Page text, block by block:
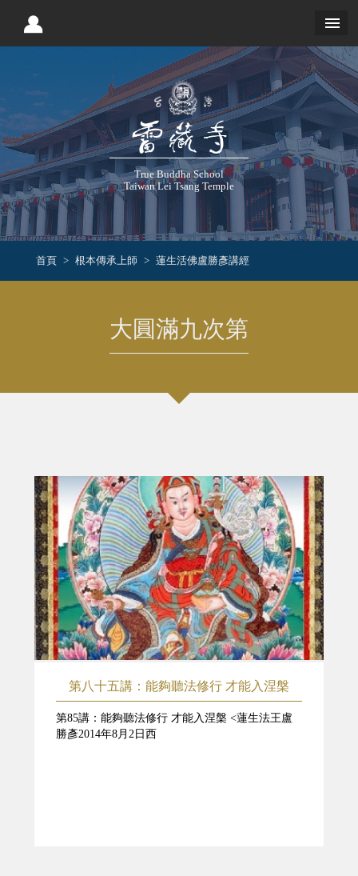
True Buddha School
Taiwan Lei Tsang Temple
首頁 根本傳承上師 蓮生活佛盧勝彥講經
大圓滿九次第
第八十五講：能夠聽法修行 才能入涅槃
第85講：能夠聽法修行 才能入涅槃 <蓮生法王盧
勝彥2014年8月2日西